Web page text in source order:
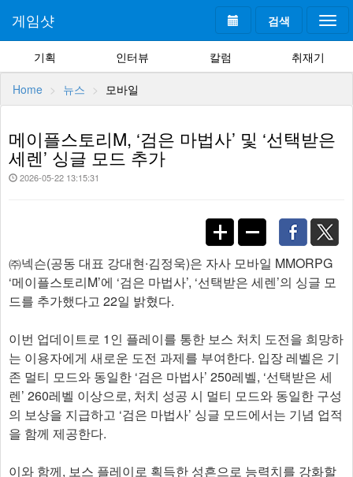
검색
게임샷
기획 인터뷰 칼럼 취재기
Home 뉴스 모바일
메이플스토리M, ‘검은 마법사’ 및 ‘선택받은
세렌’ 싱글 모드 추가
2026-05-22 13:15:31
㈜넥슨(공동 대표 강대현∙김정욱)은 자사 모바일 MMORPG
‘메이플스토리M’에 ‘검은 마법사’, ‘선택받은 세렌’의 싱글 모
드를 추가했다고 22일 밝혔다.
이번 업데이트로 1인 플레이를 통한 보스 처치 도전을 희망하
는 이용자에게 새로운 도전 과제를 부여한다. 입장 레벨은 기
존 멀티 모드와 동일한 ‘검은 마법사’ 250레벨, ‘선택받은 세
렌’ 260레벨 이상으로, 처치 성공 시 멀티 모드와 동일한 구성
의 보상을 지급하고 ‘검은 마법사’ 싱글 모드에서는 기념 업적
을 함께 제공한다.
이와 함께, 보스 플레이로 획득한 성흔으로 능력치를 강화할